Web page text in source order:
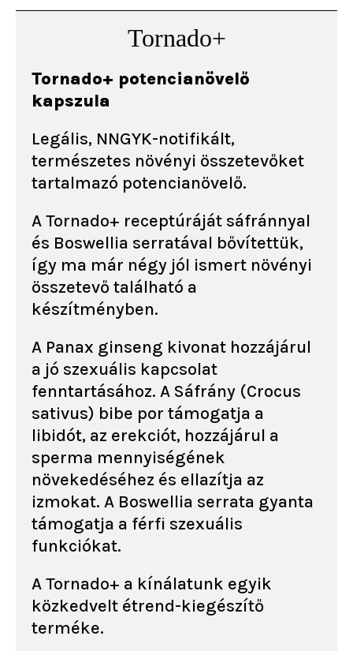
Tornado+
Tornado+ potencianövelő
kapszula
Legális, NNGYK-notifikált,
természetes növényi összetevőket
tartalmazó potencianövelő.
A Tornado+ receptúráját sáfránnyal
és Boswellia serratával bővítettük,
így ma már négy jól ismert növényi
összetevő található a
készítményben.
A Panax ginseng kivonat hozzájárul
a jó szexuális kapcsolat
fenntartásához. A Sáfrány (Crocus
sativus) bibe por támogatja a
libidót, az erekciót, hozzájárul a
sperma mennyiségének
növekedéséhez és ellazítja az
izmokat. A Boswellia serrata gyanta
támogatja a férfi szexuális
funkciókat.
A Tornado+ a kínálatunk egyik
közkedvelt étrend-kiegészítő
terméke.